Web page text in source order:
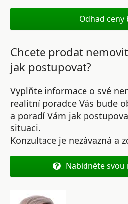
Odhad ceny
Chcete prodat
jak postupovat?
Vyplňte informace o své
realitní poradce Vás bude
a poradí Vám jak
situaci.
Konzultace je nezávazná a
Nabídněte